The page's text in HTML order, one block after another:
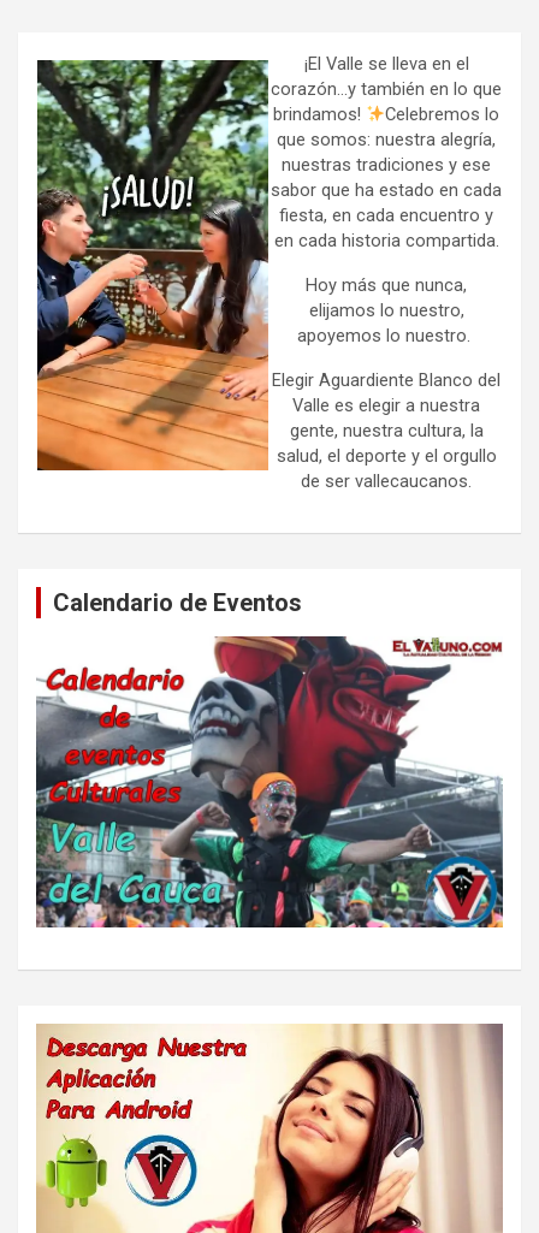
h
¡El Valle se lleva en el
corazón…y también en lo que
brindamos!
Celebremos lo
que somos: nuestra alegría,
nuestras tradiciones y ese
sabor que ha estado en cada
fiesta, en cada encuentro y
en cada historia compartida.
Hoy más que nunca,
elijamos lo nuestro,
apoyemos lo nuestro.
Elegir Aguardiente Blanco del
Valle es elegir a nuestra
gente, nuestra cultura, la
salud, el deporte y el orgullo
de ser vallecaucanos.
Calendario de Eventos